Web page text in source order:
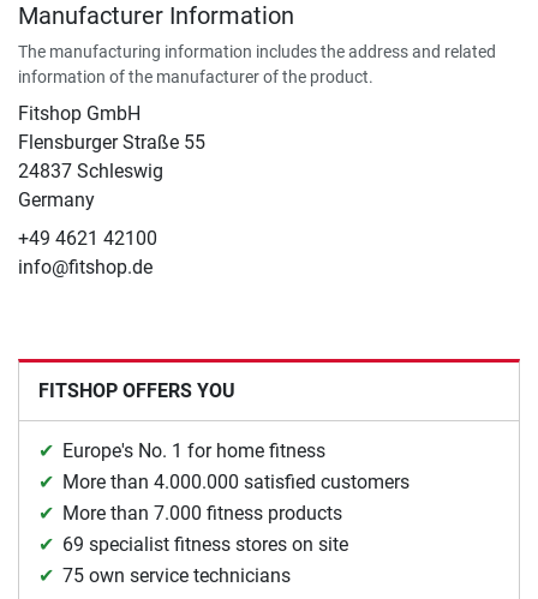
Manufacturer Information
The manufacturing information includes the address and related
information of the manufacturer of the product.
Fitshop GmbH
Flensburger Straße 55
24837 Schleswig
Germany
+49 4621 42100
info@fitshop.de
FITSHOP OFFERS YOU
Europe's No. 1 for home fitness
More than 4.000.000 satisfied customers
More than 7.000 fitness products
69 specialist fitness stores on site
75 own service technicians